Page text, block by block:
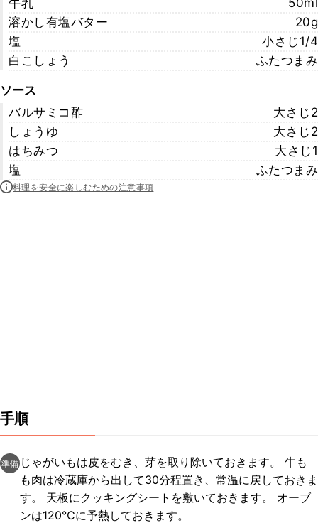
牛乳
50ml
溶かし有塩バター
20g
塩
小さじ1/4
白こしょう
ふたつまみ
ソース
バルサミコ酢
大さじ2
しょうゆ
大さじ2
はちみつ
大さじ1
塩
ふたつまみ
料理を安全に楽しむための注意事項
手順
準備 じゃがいもは皮をむき、芽を取り除いておきます。 牛も
も肉は冷蔵庫から出して30分程置き、常温に戻しておきま
す。 天板にクッキングシートを敷いておきます。 オーブ
ンは120℃に予熱しておきます。